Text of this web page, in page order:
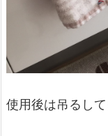
使用後は吊るし